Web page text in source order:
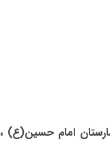
به سمت بیمارستان امام حسین(ع) ،